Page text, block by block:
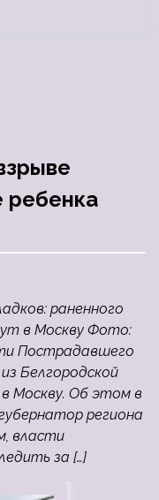
ребенка
раненного
в Москву Фото:
Пострадавшего
Белгородской
Москву. Об этом в
региона
власти
за […]